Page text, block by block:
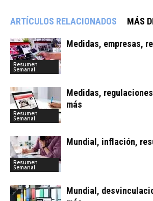
ARTÍCULOS RELACIONADOS MÁS
Resumen
Semanal
Medidas, empresas,
Resumen
Semanal
Medidas,
más
Resumen
Semanal
Mundial, inflación,
Mundial,